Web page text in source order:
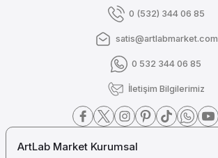
0 (532) 344 06 85
satis@artlabmarket.com
0 532 344 06 85
İletişim Bilgilerimiz
ArtLab Market Kurumsal